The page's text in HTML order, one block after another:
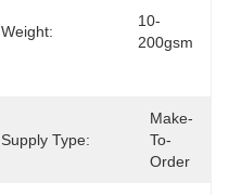
Weight:
10-
200gsm
Supply Type:
Make-
To-
Order